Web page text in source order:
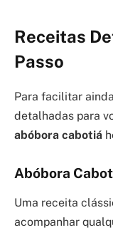
Receitas
Passo
Para facilitar
detalhadas para
abóbora cabotiá
Abóbora
Uma receita
acompanhar